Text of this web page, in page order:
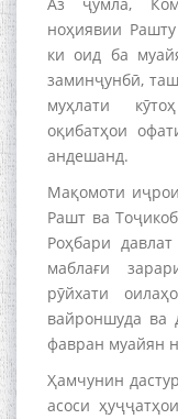
Аз ҷумла,
ноҳиявии
ки оид ба
заминҷунбӣ,
муҳлати
оқибатҳои
андешанд.
Мақомоти
Рашт ва
Роҳбари
маблағи
рӯйхати
вайроншуда ва
фавран муайян
Ҳамчунин
асоси